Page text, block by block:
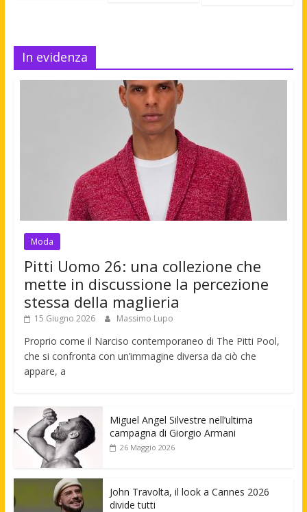
In evidenza
Moda
Pitti Uomo 26: una collezione che
mette in discussione la percezione
stessa della maglieria
15 Giugno 2026 Massimo Lupo
Proprio come il Narciso contemporaneo di The Pitti Pool,
che si confronta con un’immagine diversa da ciò che
appare, a
Miguel Angel Silvestre nell’ultima
campagna di Giorgio Armani
26 Maggio 2026
John Travolta, il look a Cannes 2026
divide tutti